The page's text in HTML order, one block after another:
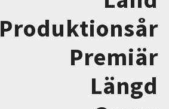
Produktionsår
Premiär
Längd